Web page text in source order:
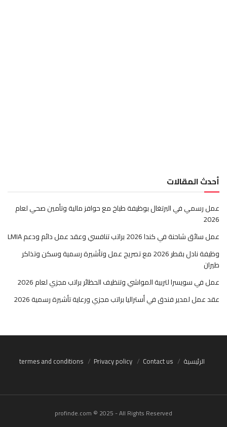
أحدث المقالات
عمل رسمي في البرتغال بوظيفة طباخ مع حوافز مالية وتأمين صحي لعام
2026
عمل سائق شاحنة في كندا 2026 براتب تنافسي وعقد عمل دائم ودعم LMIA
وظيفة نادل بقطر 2026 مع تصريح عمل وتأشيرة رسمية وسكن وتذاكر
طيران
عمل في سويسرا لتربية المواشي وتنظيف الحظائر براتب مجزي لعام 2026
عقد عمل لمدير فندق في أستراليا براتب مجزي ورعاية تأشيرة رسمية 2026
الرئيسية Contact us
Privacy policy
termes and conditions
profinde.com © 2025 - All Rights Reserved